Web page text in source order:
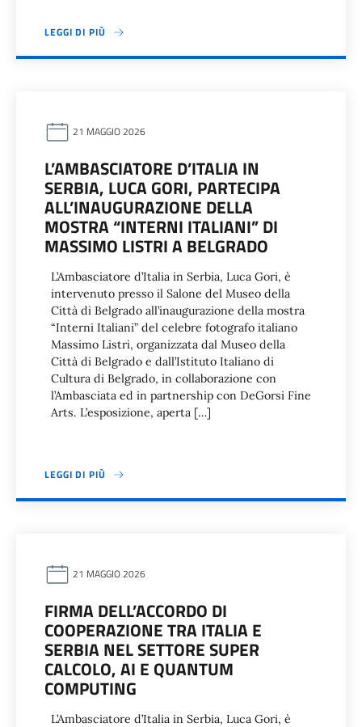
LEGGI DI PIÙ
21 MAGGIO 2026
L’AMBASCIATORE D’ITALIA IN
SERBIA, LUCA GORI, PARTECIPA
ALL’INAUGURAZIONE DELLA
MOSTRA “INTERNI ITALIANI” DI
MASSIMO LISTRI A BELGRADO
L’Ambasciatore d’Italia in Serbia, Luca Gori, è
intervenuto presso il Salone del Museo della
Città di Belgrado all’inaugurazione della mostra
“Interni Italiani” del celebre fotografo italiano
Massimo Listri, organizzata dal Museo della
Città di Belgrado e dall’Istituto Italiano di
Cultura di Belgrado, in collaborazione con
l’Ambasciata ed in partnership con DeGorsi Fine
Arts. L’esposizione, aperta […]
LEGGI DI PIÙ
21 MAGGIO 2026
FIRMA DELL’ACCORDO DI
COOPERAZIONE TRA ITALIA E
SERBIA NEL SETTORE SUPER
CALCOLO, AI E QUANTUM
COMPUTING
L’Ambasciatore d’Italia in Serbia, Luca Gori, è